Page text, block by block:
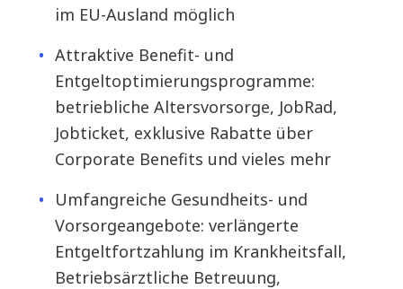
im EU-Ausland möglich
Attraktive Benefit- und
Entgeltoptimierungsprogramme:
betriebliche Altersvorsorge, JobRad,
Jobticket, exklusive Rabatte über
Corporate Benefits und vieles mehr
Umfangreiche Gesundheits- und
Vorsorgeangebote: verlängerte
Entgeltfortzahlung im Krankheitsfall,
Betriebsärztliche Betreuung,